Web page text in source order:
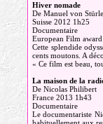
Hiver nomade
De
Suisse 2012 1h25
Documentaire
European Film
Cette splendide
cents moutons. A
« Ce film est beau,
La maison de la
De Nicolas Philibert
France 2013 1h43
Documentaire
Le documentariste